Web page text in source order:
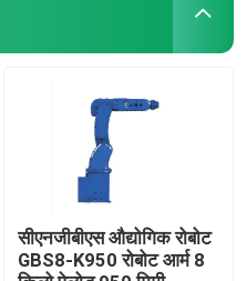
सीएनजीबीएस औद्योगिक रोबोट
GBS8-K950 रोबोट आर्म 8